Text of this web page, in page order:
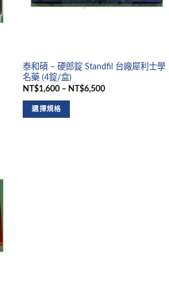
泰和碩 – 硬郎錠 Standfil 台廠犀利士學
名藥 (4錠/盒)
NT$1,600 – NT$6,500
選擇規格